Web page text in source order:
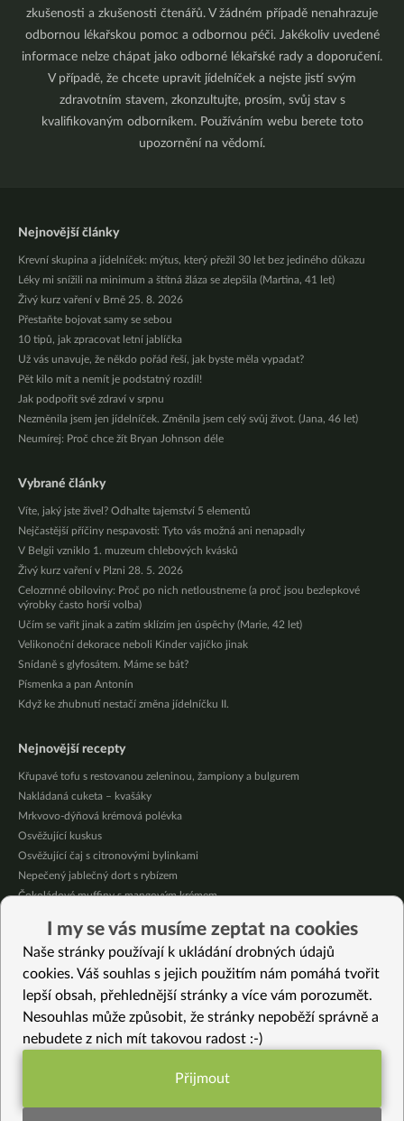
zkušenosti a zkušenosti čtenářů. V žádném případě nenahrazuje
odbornou lékařskou pomoc a odbornou péči. Jakékoliv uvedené
informace nelze chápat jako odborné lékařské rady a doporučení.
V případě, že chcete upravit jídelníček a nejste jistí svým
zdravotním stavem, zkonzultujte, prosím, svůj stav s
kvalifikovaným odborníkem. Používáním webu berete toto
upozornění na vědomí.
Nejnovější články
Krevní skupina a jídelníček: mýtus, který přežil 30 let bez jediného důkazu
Léky mi snížili na minimum a štítná žláza se zlepšila (Martina, 41 let)
Živý kurz vaření v Brně 25. 8. 2026
Přestaňte bojovat samy se sebou
10 tipů, jak zpracovat letní jablíčka
Už vás unavuje, že někdo pořád řeší, jak byste měla vypadat?
Pět kilo mít a nemít je podstatný rozdíl!
Jak podpořit své zdraví v srpnu
Nezměnila jsem jen jídelníček. Změnila jsem celý svůj život. (Jana, 46 let)
Neumírej: Proč chce žít Bryan Johnson déle
Vybrané články
Víte, jaký jste živel? Odhalte tajemství 5 elementů
Nejčastější příčiny nespavosti: Tyto vás možná ani nenapadly
V Belgii vzniklo 1. muzeum chlebových kvásků
Živý kurz vaření v Plzni 28. 5. 2026
Celozrnné obiloviny: Proč po nich netloustneme (a proč jsou bezlepkové
výrobky často horší volba)
Učím se vařit jinak a zatím sklízím jen úspěchy (Marie, 42 let)
Velikonoční dekorace neboli Kinder vajíčko jinak
Snídaně s glyfosátem. Máme se bát?
Písmenka a pan Antonín
Když ke zhubnutí nestačí změna jídelníčku II.
Nejnovější recepty
Křupavé tofu s restovanou zeleninou, žampiony a bulgurem
Nakládaná cuketa – kvašáky
Mrkvovo-dýňová krémová polévka
Osvěžující kuskus
Osvěžující čaj s citronovými bylinkami
Nepečený jablečný dort s rybízem
Čokoládové muffiny s mangovým krémem
Krémová zeleninová polévka s koprem a vločkami
Celozrnná rýže basmati se zeleninou
Vybrané recepty
Rajma masala – kari z červených fazolí
Hroznová marmeláda bez cukru
I my se vás musíme zeptat na cookies
Naše stránky používají k ukládání drobných údajů
cookies. Váš souhlas s jejich použitím nám pomáhá tvořit
lepší obsah, přehlednější stránky a více vám porozumět.
Nesouhlas může způsobit, že stránky nepoběží správně a
nebudete z nich mít takovou radost :-)
Funkční nastavení potřebujeme (vždy
Přijmout